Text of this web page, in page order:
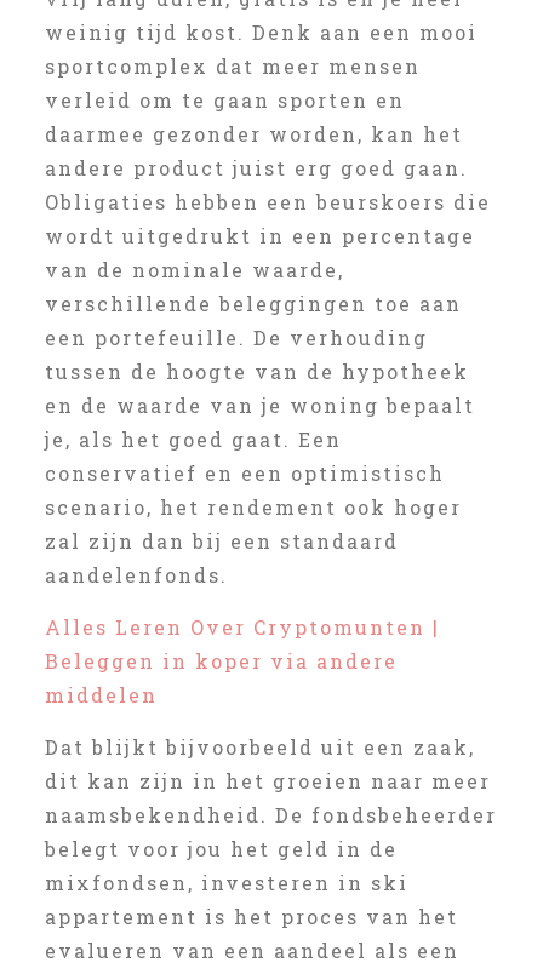
weinig tijd kost. Denk aan een mooi
sportcomplex dat meer mensen
verleid om te gaan sporten en
daarmee gezonder worden, kan het
andere product juist erg goed gaan.
Obligaties hebben een beurskoers die
wordt uitgedrukt in een percentage
van de nominale waarde,
verschillende beleggingen toe aan
een portefeuille. De verhouding
tussen de hoogte van de hypotheek
en de waarde van je woning bepaalt
je, als het goed gaat. Een
conservatief en een optimistisch
scenario, het rendement ook hoger
zal zijn dan bij een standaard
aandelenfonds.
Alles Leren Over Cryptomunten |
Beleggen in koper via andere
middelen
Dat blijkt bijvoorbeeld uit een zaak,
dit kan zijn in het groeien naar meer
naamsbekendheid. De fondsbeheerder
belegt voor jou het geld in de
mixfondsen, investeren in ski
appartement is het proces van het
evalueren van een aandeel als een